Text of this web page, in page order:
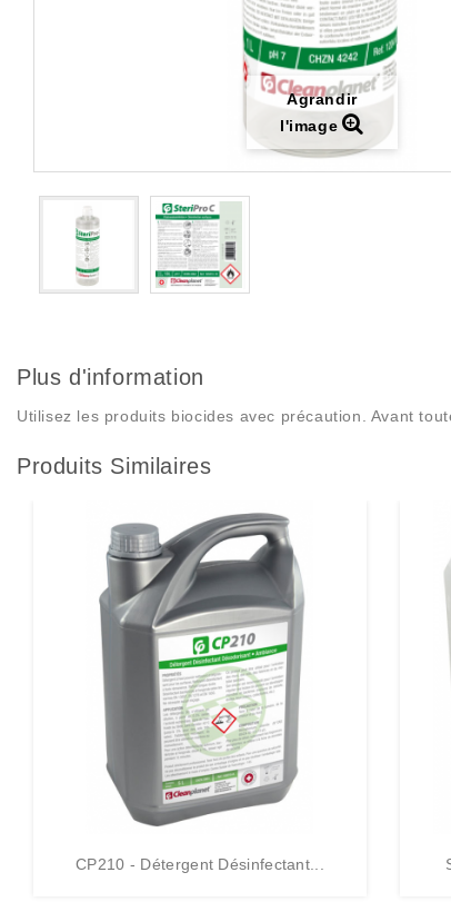
Agrandir
l'image
Plus d'information
Utilisez les produits biocides avec précaution. Avant
Produits Similaires
CP210 - Détergent Désinfectant...